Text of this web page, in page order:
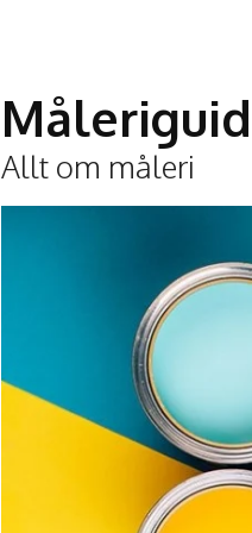
Allt om måleri